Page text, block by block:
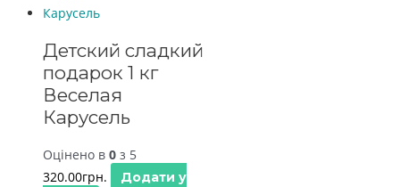
Детский сладкий
подарок 1 кг
Веселая
Карусель
Оцінено в 0 з 5
320.00грн.
Додати у